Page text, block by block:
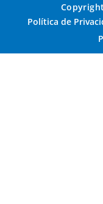
Política de